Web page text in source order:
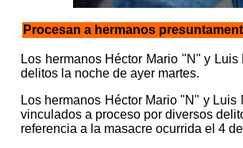
Procesan a hermanos
Los hermanos Héctor Mario "N" y
delitos la noche de ayer martes.
Los hermanos Héctor Mario "N" y
vinculados a proceso por diversos
referencia a la masacre ocurrida el 4